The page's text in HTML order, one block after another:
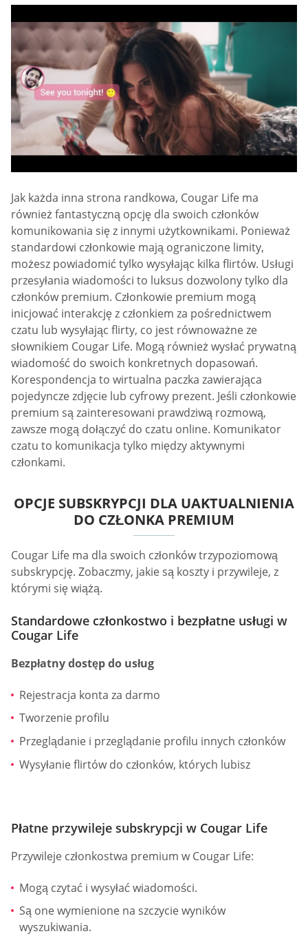
Jak każda inna strona randkowa, Cougar Life ma
również fantastyczną opcję dla swoich członków
komunikowania się z innymi użytkownikami. Ponieważ
standardowi członkowie mają ograniczone limity,
możesz powiadomić tylko wysyłając kilka flirtów. Usługi
przesyłania wiadomości to luksus dozwolony tylko dla
członków premium. Członkowie premium mogą
inicjować interakcję z członkiem za pośrednictwem
czatu lub wysyłając flirty, co jest równoważne ze
słownikiem Cougar Life. Mogą również wysłać prywatną
wiadomość do swoich konkretnych dopasowań.
Korespondencja to wirtualna paczka zawierająca
pojedyncze zdjęcie lub cyfrowy prezent. Jeśli członkowie
premium są zainteresowani prawdziwą rozmową,
zawsze mogą dołączyć do czatu online. Komunikator
czatu to komunikacja tylko między aktywnymi
członkami.
OPCJE SUBSKRYPCJI DLA UAKTUALNIENIA
DO CZŁONKA PREMIUM
Cougar Life ma dla swoich członków trzypoziomową
subskrypcję. Zobaczmy, jakie są koszty i przywileje, z
którymi się wiążą.
Standardowe członkostwo i bezpłatne usługi w
Cougar Life
Bezpłatny dostęp do usług
Rejestracja konta za darmo
Tworzenie profilu
Przeglądanie i przeglądanie profilu innych członków
Wysyłanie flirtów do członków, których lubisz
Płatne przywileje subskrypcji w Cougar Life
Przywileje członkostwa premium w Cougar Life:
Mogą czytać i wysyłać wiadomości.
Są one wymienione na szczycie wyników
wyszukiwania.